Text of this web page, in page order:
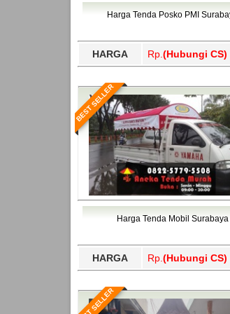
Bawang Barat,
Harga Tenda Posko PMI
HARGA Rp. (Hubungi CS)
BEST SELLER
Harga Tenda Mobil Surabaya
HARGA Rp. (Hubungi CS)